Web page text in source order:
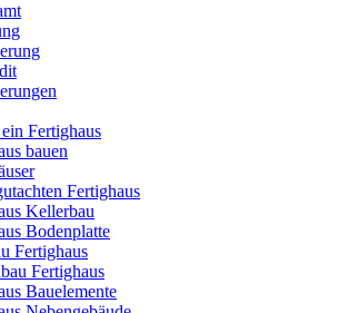
Fertighaus
bauen
Fertighaus
Kellerbau
Bodenplatte
Fertighaus
Fertighaus
Bauelemente